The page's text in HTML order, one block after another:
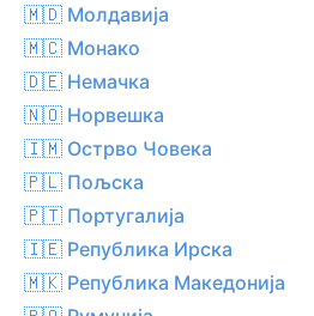
🇲🇩 Молдавија
🇲🇨 Монако
🇩🇪 Немачка
🇳🇴 Норвешка
🇮🇲 Острво Човека
🇵🇱 Пољска
🇵🇹 Португалија
🇮🇪 Република Ирска
🇲🇰 Република Македонија